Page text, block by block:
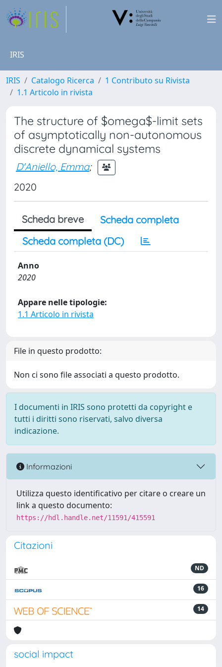
IRIS
IRIS Catalogo Ricerca
1 Contributo su Rivista
1.1 Articolo in rivista
The structure of $omega$-limit sets
of asymptotically non-autonomous
discrete dynamical systems
D'Aniello, Emma;
2020
Scheda breve
Scheda completa
Scheda completa (DC)
Anno
2020
Appare nelle tipologie:
1.1 Articolo in rivista
File in questo prodotto:
Non ci sono file associati a questo prodotto.
I documenti in IRIS sono protetti da copyright e
tutti i diritti sono riservati, salvo diversa
indicazione.
Informazioni
Utilizza questo identificativo per citare o creare un
link a questo documento:
https://hdl.handle.net/11591/415591
Citazioni
ND
16
14
social impact